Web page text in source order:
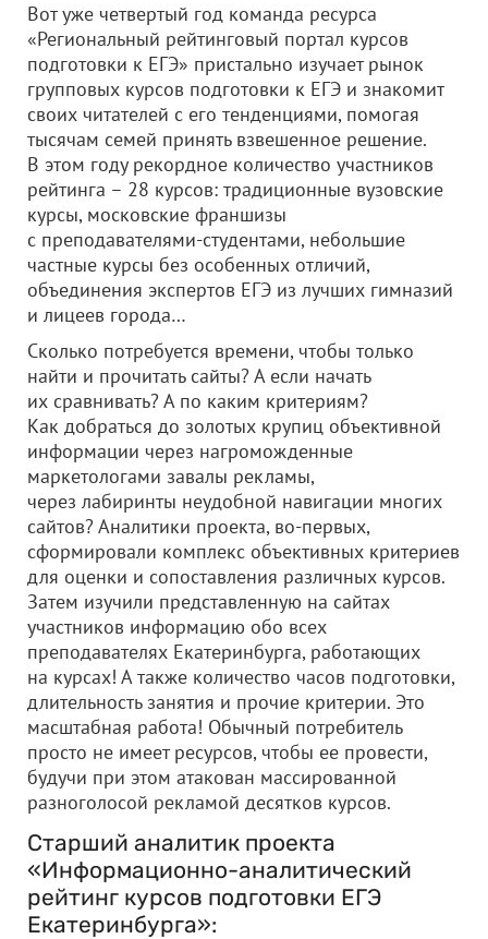
Вот уже четвертый год команда ресурса
«Региональный рейтинговый портал курсов
подготовки к ЕГЭ» пристально изучает рынок
групповых курсов подготовки к ЕГЭ и знакомит
своих читателей с его тенденциями, помогая
тысячам семей принять взвешенное решение.
В этом году рекордное количество участников
рейтинга – 28 курсов: традиционные вузовские
курсы, московские франшизы
с преподавателями-студентами, небольшие
частные курсы без особенных отличий,
объединения экспертов ЕГЭ из лучших гимназий
и лицеев города…
Сколько потребуется времени, чтобы только
найти и прочитать сайты? А если начать
их сравнивать? А по каким критериям?
Как добраться до золотых крупиц объективной
информации через нагроможденные
маркетологами завалы рекламы,
через лабиринты неудобной навигации многих
сайтов? Аналитики проекта, во-первых,
сформировали комплекс объективных критериев
для оценки и сопоставления различных курсов.
Затем изучили представленную на сайтах
участников информацию обо всех
преподавателях Екатеринбурга, работающих
на курсах! А также количество часов подготовки,
длительность занятия и прочие критерии. Это
масштабная работа! Обычный потребитель
просто не имеет ресурсов, чтобы ее провести,
будучи при этом атакован массированной
разноголосой рекламой десятков курсов.
Старший аналитик проекта
«Информационно-аналитический
рейтинг курсов подготовки ЕГЭ
Екатеринбурга»: